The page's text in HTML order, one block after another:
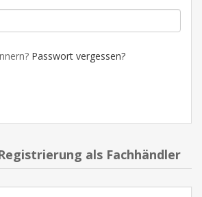
Passwort vergessen?
als Fachhändler